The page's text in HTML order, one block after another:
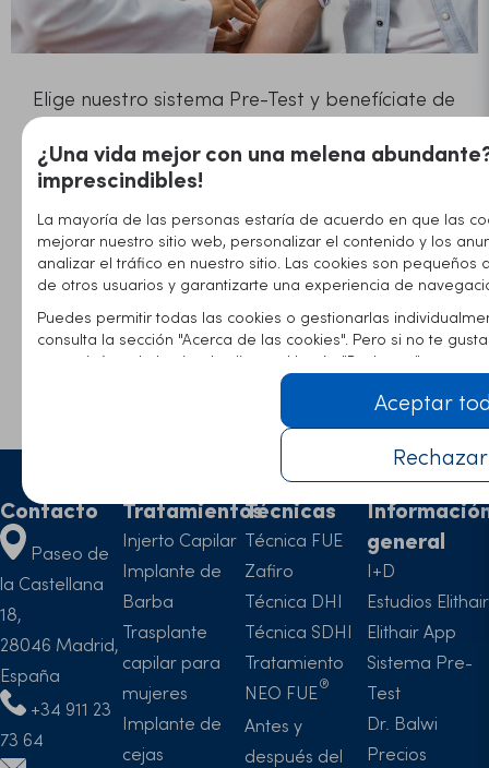
Elige nuestro sistema Pre-Test y benefíciate de
los
equipo médico. Así, podrás conseguir el mejor
trasplante capilar posible, ya que adaptamos
el procedimiento a tu situación capilar.
Seis pasos, realizados con las últimas
tecnologías yasesoramiento personalizado,
garantizan un procedimiento de trasplante
impecable.
Ponte en contacto con los expertos de Elithair
hoy mismo para programar tu consulta
Contacto
Paseo de
la Castellana
18,
28046 Madrid,
España
+34 911 23
73 64
Tratamientos
Injerto Capilar
Implante de
Barba
Trasplante
capilar para
mujeres
Implante de
cejas
Técnicas
Técnica FUE
Zafiro
Técnica DHI
Técnica SDHI
Tratamiento
NEO FUE
Antes y
después del
general
I+D
Estudios Elithair
Elithair App
Sistema Pre-
Test
Dr. Balwi
Precios
¿Una vida mejor con una melena
imprescindibles!
La mayoría de las personas estaría de acuerdo en que las
mejorar nuestro sitio web, personalizar el contenido y los
analizar el tráfico en nuestro sitio. Las cookies son
de otros usuarios y garantizarte una experiencia de
Puedes permitir todas las cookies o gestionarlas
consulta la sección "Acerca de las cookies". Pero si no te
comunicárnoslo haciendo clic en el botón "Rechazar".
Aceptar
Rechazar